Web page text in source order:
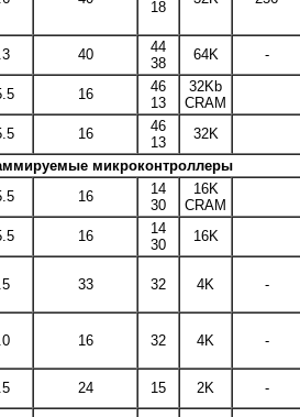
18
40
44
38
64K -
16
46
13
32Kb
CRAM
16
46
13
32K
микроконтроллеры
16
14
30
16K
CRAM
16
14
30
16K
33 32 4K -
16 32 4K -
24 15 2K -